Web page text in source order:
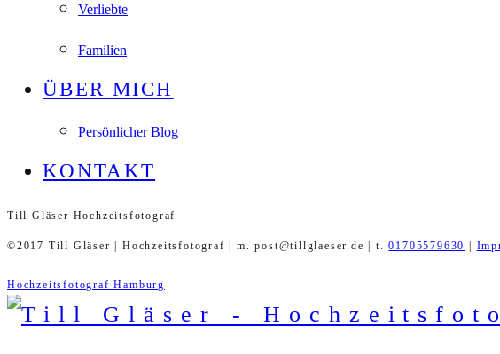
Verliebte
Familien
ÜBER MICH
Persönlicher Blog
KONTAKT
Till Gläser Hochzeitsfotograf
©2017 Till Gläser | Hochzeitsfotograf | m. post@tillglaeser.de | t.01705579630 |
Hochzeitsfotograf Hamburg